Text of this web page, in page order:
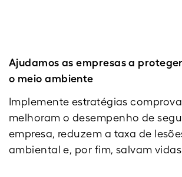
Ajudamos as empresas a
o meio ambiente
Implemente estratégias
melhoram o desempenho de
empresa, reduzem a taxa de
ambiental e, por fim, salvam